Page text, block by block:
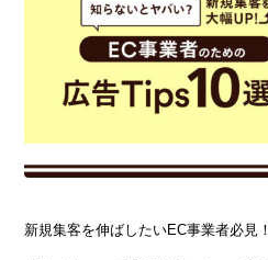
新規集客を伸ばしたいEC事業者必見！